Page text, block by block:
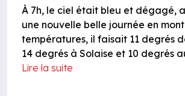
À 7h, le ciel était bleu et dégagé,
une nouvelle belle journée en
températures, il faisait 11 degrés
14 degrés à Solaise et 10 degrés
Lire la suite